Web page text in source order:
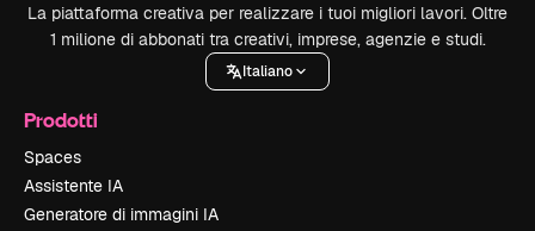
La piattaforma creativa per realizzare i tuoi migliori lavori. Oltre
1 milione di abbonati tra creativi, imprese, agenzie e studi.
Italiano
Prodotti
Spaces
Assistente IA
Generatore di immagini IA